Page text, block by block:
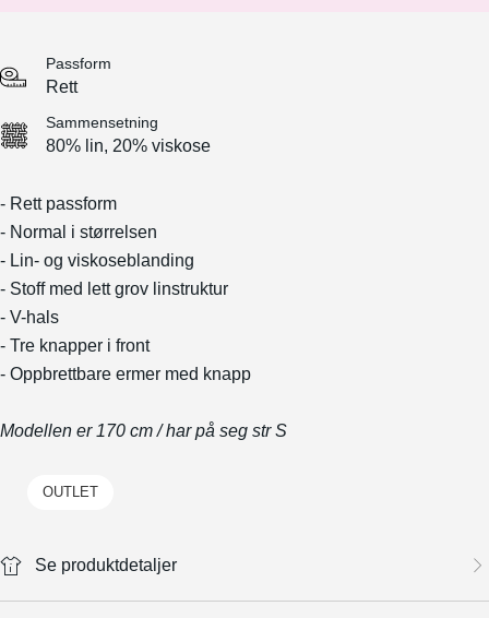
Passform
Rett
Sammensetning
80% lin, 20% viskose
- Rett passform
- Normal i størrelsen
- Lin- og viskoseblanding
- Stoff med lett grov linstruktur
- V-hals
- Tre knapper i front
- Oppbrettbare ermer med knapp
Modellen er 170 cm / har på seg str S
OUTLET
Se produktdetaljer